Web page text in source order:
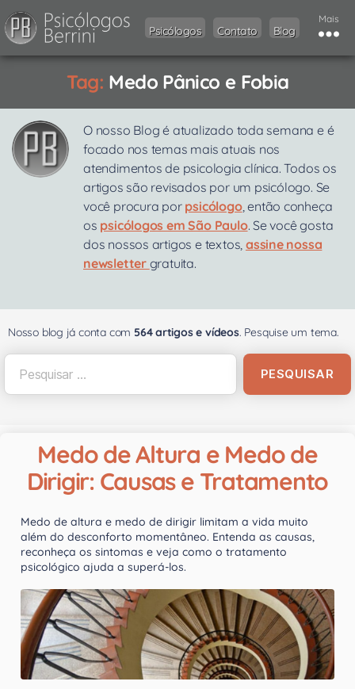
Psicólogos Contato Blog
Mais
Tag: Medo Pânico e Fobia
O nosso Blog é atualizado toda semana e é
focado nos temas mais atuais nos
atendimentos de psicologia clínica. Todos os
artigos são revisados por um psicólogo. Se
você procura por psicólogo, então conheça
os psicólogos em São Paulo. Se você gosta
dos nossos artigos e textos, assine nossa
newsletter gratuita.
Nosso blog já conta com 564 artigos e vídeos. Pesquise um tema.
Medo de Altura e Medo de
Dirigir: Causas e Tratamento
Medo de altura e medo de dirigir limitam a vida muito
além do desconforto momentâneo. Entenda as causas,
reconheça os sintomas e veja como o tratamento
psicológico ajuda a superá-los.